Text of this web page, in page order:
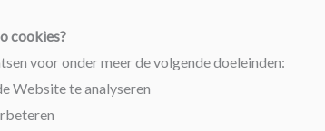
cookies?
voor onder meer de volgende doeleinden:
Website te analyseren